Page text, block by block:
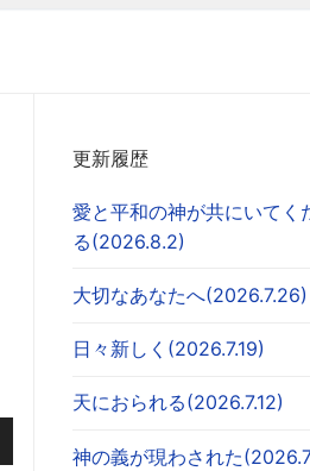
更新履歴
愛と平和の神が共にいてく
る(2026.8.2)
大切なあなたへ(2026.7.26)
日々新しく(2026.7.19)
天におられる(2026.7.12)
神の義が現わされた